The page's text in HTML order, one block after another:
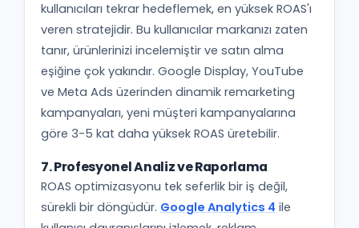
kullanıcıları tekrar hedeflemek, en yüksek ROAS'ı
veren stratejidir. Bu kullanıcılar markanızı zaten
tanır, ürünlerinizi incelemiştir ve satın alma
eşiğine çok yakındır. Google Display, YouTube
ve Meta Ads üzerinden dinamik remarketing
kampanyaları, yeni müşteri kampanyalarına
göre 3-5 kat daha yüksek ROAS üretebilir.
7. Profesyonel Analiz ve Raporlama
ROAS optimizasyonu tek seferlik bir iş değil,
sürekli bir döngüdür. Google Analytics 4 ile